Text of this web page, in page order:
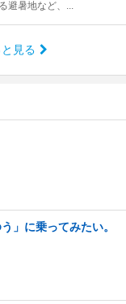
避暑地など、...
見る
」に乗ってみたい。